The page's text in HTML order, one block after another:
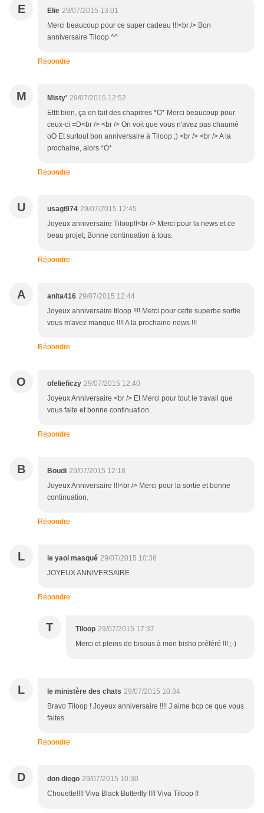
E Elie 29/07/2015 13:01
Merci beaucoup pour ce super cadeau !!!<br /> Bon
anniversaire Tiloop ^^
Répondre
M Misty' 29/07/2015 12:52
Etttt bien, ça en fait des chapitres *O* Merci beaucoup pour
ceux-ci =D<br /> <br /> On voit que vous n'avez pas chaumé
oO Et surtout bon anniversaire à Tiloop ;) <br /> <br /> A la
prochaine, alors *O*
Répondre
U usagi974 29/07/2015 12:45
Joyeux anniversaire Tiloop!!<br /> Merci pour la news et ce
beau projet; Bonne continuation à tous.
Répondre
A anita416 29/07/2015 12:44
Joyeux anniversaire tiloop !!!! Metci pour cette superbe sortie
vous m'avez manque !!!! A la prochaine news !!!
Répondre
O ofelieficzy 29/07/2015 12:40
Joyeux Anniversaire <br /> Et Merci pour tout le travail que
vous faite et bonne continuation .
Répondre
B Boudi 29/07/2015 12:18
Joyeux Anniversaire !!!<br /> Merci pour la sortie et bonne
continuation.
Répondre
L le yaoi masqué 29/07/2015 10:36
JOYEUX ANNIVERSAIRE
Répondre
T Tiloop 29/07/2015 17:37
Merci et pleins de bisous à mon bisho préféré !!! ;-)
L le ministère des chats 29/07/2015 10:34
Bravo Tiloop ! Joyeux anniversaire !!!! J aime bcp ce que vous
faites
Répondre
D don diego 29/07/2015 10:30
Chouette!!!! Viva Black Butterfly !!!! Viva Tiloop !!